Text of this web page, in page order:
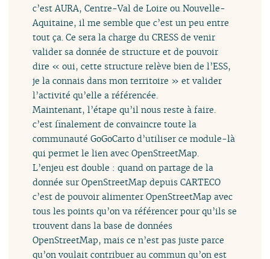
c’est AURA, Centre-Val de Loire ou Nouvelle-
Aquitaine, il me semble que c’est un peu entre
tout ça. Ce sera la charge du CRESS de venir
valider sa donnée de structure et de pouvoir
dire « oui, cette structure relève bien de l’ESS,
je la connais dans mon territoire » et valider
l’activité qu’elle a référencée.
Maintenant, l’étape qu’il nous reste à faire.
c’est finalement de convaincre toute la
communauté GoGoCarto d’utiliser ce module-là
qui permet le lien avec OpenStreetMap.
L’enjeu est double : quand on partage de la
donnée sur OpenStreetMap depuis CARTECO
c’est de pouvoir alimenter OpenStreetMap avec
tous les points qu’on va référencer pour qu’ils se
trouvent dans la base de données
OpenStreetMap, mais ce n’est pas juste parce
qu’on voulait contribuer au commun qu’on est